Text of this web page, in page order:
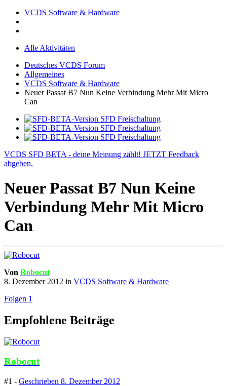
VCDS Software & Hardware
Alle Aktivitäten
Deutsches VCDS Forum
Allgemeines
VCDS Software & Hardware
Neuer Passat B7 Nun Keine Verbindung Mehr Mit Micro
Can
VCDS SFD BETA - deine Meinung zählt! JETZT Feedback
abgeben.
Neuer Passat B7 Nun Keine
Verbindung Mehr Mit Micro
Can
Von Robocut
8. Dezember 2012 in VCDS Software & Hardware
Folgen 1
Empfohlene Beiträge
Robocut
#1 - Geschrieben 8. Dezember 2012